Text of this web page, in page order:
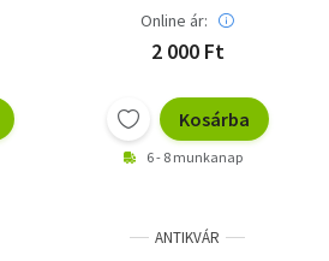
Online ár:
2 000 Ft
Kosárba
6 - 8 munkanap
ANTIKVÁR